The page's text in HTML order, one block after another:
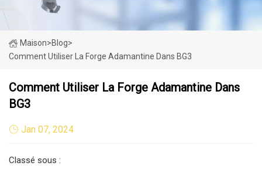
Maison>Blog>
Comment Utiliser La Forge Adamantine Dans BG3
Comment Utiliser La Forge Adamantine Dans
BG3
Jan 07, 2024
Classé sous :